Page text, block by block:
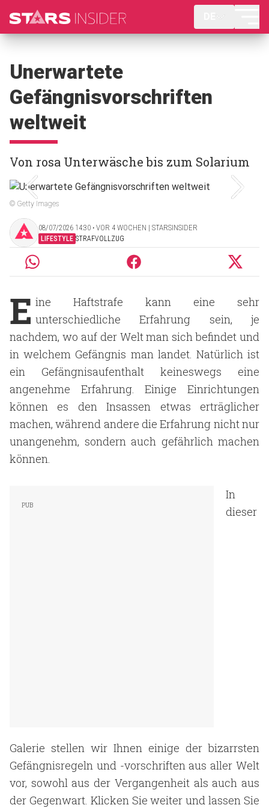
Unerwartete
Gefängnisvorschriften
weltweit
Von rosa Unterwäsche bis zum Solarium
© Getty Images
08/07/2026 14:30 ‧ VOR 4 WOCHEN | STARSINSIDER
LIFESTYLE STRAFVOLLZUG
E ine Haftstrafe kann eine sehr
unterschiedliche Erfahrung sein, je
nachdem, wo auf der Welt man sich befindet und
in welchem Gefängnis man landet. Natürlich ist
ein Gefängnisaufenthalt keineswegs eine
angenehme Erfahrung. Einige Einrichtungen
können es den Insassen etwas erträglicher
machen, während andere die Erfahrung nicht nur
unangenehm, sondern auch gefährlich machen
können.
In
dieser
Galerie stellen wir Ihnen einige der bizarrsten
Gefängnisregeln und -vorschriften aus aller Welt
vor, sowohl aus der Vergangenheit als auch aus
der Gegenwart. Klicken Sie weiter und lassen Sie